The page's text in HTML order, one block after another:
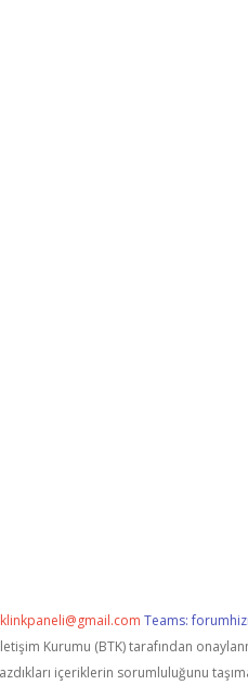
Teams:
Kurumu (BTK) tarafından
içeriklerin sorumluluğunu